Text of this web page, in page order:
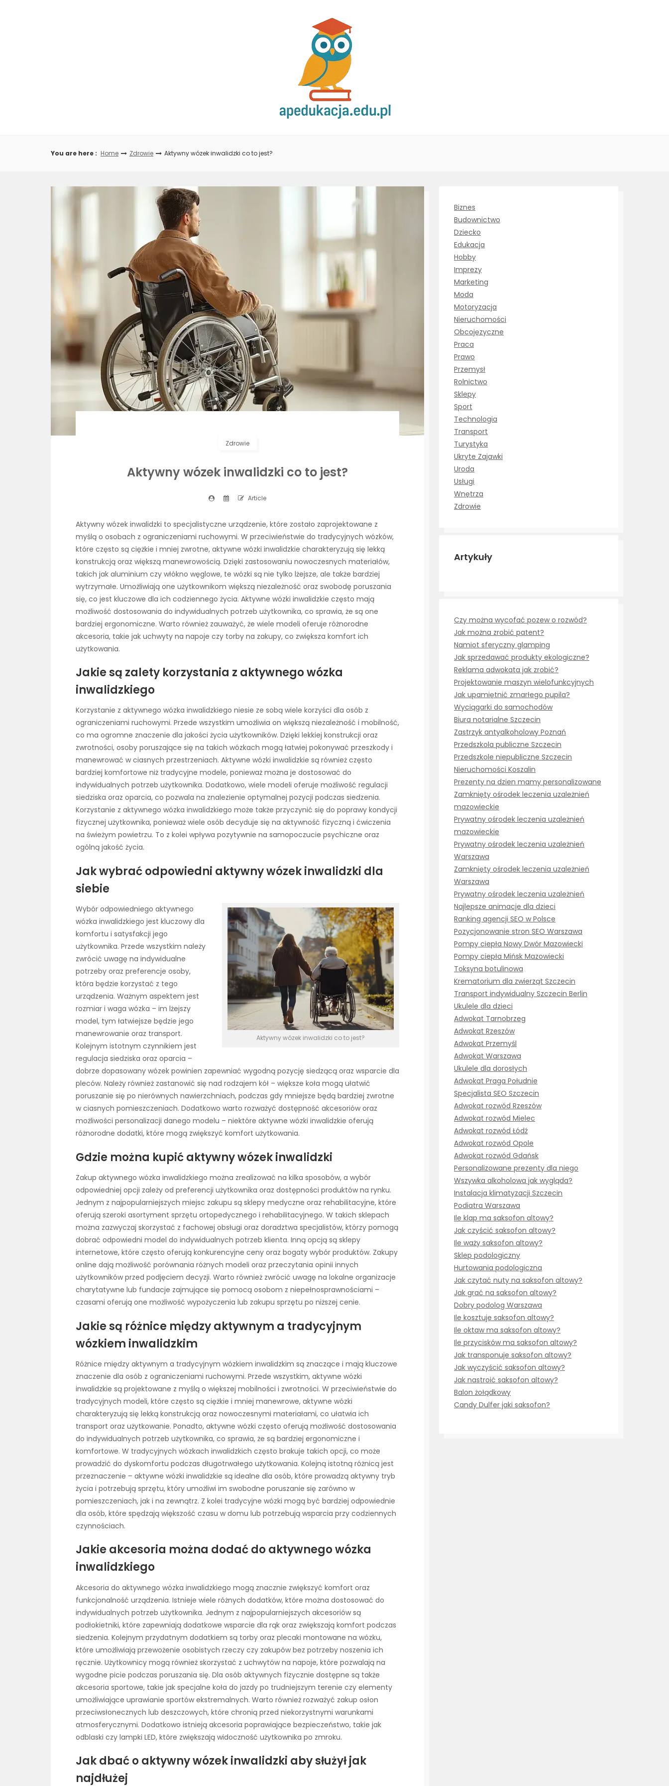
You are here : Home Zdrowie Aktywny wózek inwalidzki co to jest?
Zdrowie
Aktywny wózek inwalidzki co to jest?
Article
Aktywny wózek inwalidzki to specjalistyczne urządzenie, które zostało zaprojektowane z
myślą o osobach z ograniczeniami ruchowymi. W przeciwieństwie do tradycyjnych wózków,
które często są ciężkie i mniej zwrotne, aktywne wózki inwalidzkie charakteryzują się lekką
konstrukcją oraz większą manewrowością. Dzięki zastosowaniu nowoczesnych materiałów,
takich jak aluminium czy włókno węglowe, te wózki są nie tylko lżejsze, ale także bardziej
wytrzymałe. Umożliwiają one użytkownikom większą niezależność oraz swobodę poruszania
się, co jest kluczowe dla ich codziennego życia. Aktywne wózki inwalidzkie często mają
możliwość dostosowania do indywidualnych potrzeb użytkownika, co sprawia, że są one
bardziej ergonomiczne. Warto również zauważyć, że wiele modeli oferuje różnorodne
akcesoria, takie jak uchwyty na napoje czy torby na zakupy, co zwiększa komfort ich
użytkowania.
Jakie są zalety korzystania z aktywnego wózka
inwalidzkiego
Korzystanie z aktywnego wózka inwalidzkiego niesie ze sobą wiele korzyści dla osób z
ograniczeniami ruchowymi. Przede wszystkim umożliwia on większą niezależność i mobilność,
co ma ogromne znaczenie dla jakości życia użytkowników. Dzięki lekkiej konstrukcji oraz
zwrotności, osoby poruszające się na takich wózkach mogą łatwiej pokonywać przeszkody i
manewrować w ciasnych przestrzeniach. Aktywne wózki inwalidzkie są również często
bardziej komfortowe niż tradycyjne modele, ponieważ można je dostosować do
indywidualnych potrzeb użytkownika. Dodatkowo, wiele modeli oferuje możliwość regulacji
siedziska oraz oparcia, co pozwala na znalezienie optymalnej pozycji podczas siedzenia.
Korzystanie z aktywnego wózka inwalidzkiego może także przyczynić się do poprawy kondycji
fizycznej użytkownika, ponieważ wiele osób decyduje się na aktywność fizyczną i ćwiczenia
na świeżym powietrzu. To z kolei wpływa pozytywnie na samopoczucie psychiczne oraz
ogólną jakość życia.
Jak wybrać odpowiedni aktywny wózek inwalidzki dla
siebie
Aktywny wózek inwalidzki co to jest?
Wybór odpowiedniego aktywnego
wózka inwalidzkiego jest kluczowy dla
komfortu i satysfakcji jego
użytkownika. Przede wszystkim należy
zwrócić uwagę na indywidualne
potrzeby oraz preferencje osoby,
która będzie korzystać z tego
urządzenia. Ważnym aspektem jest
rozmiar i waga wózka – im lżejszy
model, tym łatwiejsze będzie jego
manewrowanie oraz transport.
Kolejnym istotnym czynnikiem jest
regulacja siedziska oraz oparcia –
dobrze dopasowany wózek powinien zapewniać wygodną pozycję siedzącą oraz wsparcie dla
pleców. Należy również zastanowić się nad rodzajem kół – większe koła mogą ułatwić
poruszanie się po nierównych nawierzchniach, podczas gdy mniejsze będą bardziej zwrotne
w ciasnych pomieszczeniach. Dodatkowo warto rozważyć dostępność akcesoriów oraz
możliwości personalizacji danego modelu – niektóre aktywne wózki inwalidzkie oferują
różnorodne dodatki, które mogą zwiększyć komfort użytkowania.
Gdzie można kupić aktywny wózek inwalidzki
Zakup aktywnego wózka inwalidzkiego można zrealizować na kilka sposobów, a wybór
odpowiedniej opcji zależy od preferencji użytkownika oraz dostępności produktów na rynku.
Jednym z najpopularniejszych miejsc zakupu są sklepy medyczne oraz rehabilitacyjne, które
oferują szeroki asortyment sprzętu ortopedycznego i rehabilitacyjnego. W takich sklepach
można zazwyczaj skorzystać z fachowej obsługi oraz doradztwa specjalistów, którzy pomogą
dobrać odpowiedni model do indywidualnych potrzeb klienta. Inną opcją są sklepy
internetowe, które często oferują konkurencyjne ceny oraz bogaty wybór produktów. Zakupy
online dają możliwość porównania różnych modeli oraz przeczytania opinii innych
użytkowników przed podjęciem decyzji. Warto również zwrócić uwagę na lokalne organizacje
charytatywne lub fundacje zajmujące się pomocą osobom z niepełnosprawnościami –
czasami oferują one możliwość wypożyczenia lub zakupu sprzętu po niższej cenie.
Jakie są różnice między aktywnym a tradycyjnym
wózkiem inwalidzkim
Różnice między aktywnym a tradycyjnym wózkiem inwalidzkim są znaczące i mają kluczowe
znaczenie dla osób z ograniczeniami ruchowymi. Przede wszystkim, aktywne wózki
inwalidzkie są projektowane z myślą o większej mobilności i zwrotności. W przeciwieństwie do
tradycyjnych modeli, które często są ciężkie i mniej manewrowe, aktywne wózki
charakteryzują się lekką konstrukcją oraz nowoczesnymi materiałami, co ułatwia ich
transport oraz użytkowanie. Ponadto, aktywne wózki często oferują możliwość dostosowania
do indywidualnych potrzeb użytkownika, co sprawia, że są bardziej ergonomiczne i
komfortowe. W tradycyjnych wózkach inwalidzkich często brakuje takich opcji, co może
prowadzić do dyskomfortu podczas długotrwałego użytkowania. Kolejną istotną różnicą jest
przeznaczenie – aktywne wózki inwalidzkie są idealne dla osób, które prowadzą aktywny tryb
życia i potrzebują sprzętu, który umożliwi im swobodne poruszanie się zarówno w
pomieszczeniach, jak i na zewnątrz. Z kolei tradycyjne wózki mogą być bardziej odpowiednie
dla osób, które spędzają większość czasu w domu lub potrzebują wsparcia przy codziennych
czynnościach.
Jakie akcesoria można dodać do aktywnego wózka
inwalidzkiego
Akcesoria do aktywnego wózka inwalidzkiego mogą znacznie zwiększyć komfort oraz
funkcjonalność urządzenia. Istnieje wiele różnych dodatków, które można dostosować do
indywidualnych potrzeb użytkownika. Jednym z najpopularniejszych akcesoriów są
podłokietniki, które zapewniają dodatkowe wsparcie dla rąk oraz zwiększają komfort podczas
siedzenia. Kolejnym przydatnym dodatkiem są torby oraz plecaki montowane na wózku,
które umożliwiają przewożenie osobistych rzeczy czy zakupów bez potrzeby noszenia ich
ręcznie. Użytkownicy mogą również skorzystać z uchwytów na napoje, które pozwalają na
wygodne picie podczas poruszania się. Dla osób aktywnych fizycznie dostępne są także
akcesoria sportowe, takie jak specjalne koła do jazdy po trudniejszym terenie czy elementy
umożliwiające uprawianie sportów ekstremalnych. Warto również rozważyć zakup osłon
przeciwsłonecznych lub deszczowych, które chronią przed niekorzystnymi warunkami
atmosferycznymi. Dodatkowo istnieją akcesoria poprawiające bezpieczeństwo, takie jak
odblaski czy lampki LED, które zwiększają widoczność użytkownika po zmroku.
Jak dbać o aktywny wózek inwalidzki aby służył jak
najdłużej
Biznes
Budownictwo
Dziecko
Edukacja
Hobby
Imprezy
Marketing
Moda
Motoryzacja
Nieruchomości
Obcojęzyczne
Praca
Prawo
Przemysł
Rolnictwo
Sklepy
Sport
Technologia
Transport
Turystyka
Ukryte Zajawki
Uroda
Usługi
Wnętrza
Zdrowie
Artykuły
Czy można wycofać pozew o rozwód?
Jak można zrobić patent?
Namiot sferyczny glamping
Jak sprzedawać produkty ekologiczne?
Reklama adwokata jak zrobić?
Projektowanie maszyn wielofunkcyjnych
Jak upamiętnić zmarłego pupila?
Wyciągarki do samochodów
Biura notarialne Szczecin
Zastrzyk antyalkoholowy Poznań
Przedszkola publiczne Szczecin
Przedszkole niepubliczne Szczecin
Nieruchomości Koszalin
Prezenty na dzien mamy personalizowane
Zamknięty ośrodek leczenia uzależnień
mazowieckie
Prywatny ośrodek leczenia uzależnień
mazowieckie
Prywatny ośrodek leczenia uzależnień
Warszawa
Zamknięty ośrodek leczenia uzależnień
Warszawa
Prywatny ośrodek leczenia uzależnień
Najlepsze animacje dla dzieci
Ranking agencji SEO w Polsce
Pozycjonowanie stron SEO Warszawa
Pompy ciepła Nowy Dwór Mazowiecki
Pompy ciepła Mińsk Mazowiecki
Toksyna botulinowa
Krematorium dla zwierząt Szczecin
Transport indywidualny Szczecin Berlin
Ukulele dla dzieci
Adwokat Tarnobrzeg
Adwokat Rzeszów
Adwokat Przemyśl
Adwokat Warszawa
Ukulele dla dorosłych
Adwokat Praga Południe
Specjalista SEO Szczecin
Adwokat rozwód Rzeszów
Adwokat rozwód Mielec
Adwokat rozwód Łódź
Adwokat rozwód Opole
Adwokat rozwód Gdańsk
Personalizowane prezenty dla niego
Wszywka alkoholowa jak wygląda?
Instalacja klimatyzacji Szczecin
Podiatra Warszawa
Ile klap ma saksofon altowy?
Jak czyścić saksofon altowy?
Ile waży saksofon altowy?
Sklep podologiczny
Hurtowania podologiczna
Jak czytać nuty na saksofon altowy?
Jak grać na saksofon altowy?
Dobry podolog Warszawa
Ile kosztuje saksofon altowy?
Ile oktaw ma saksofon altowy?
Ile przycisków ma saksofon altowy?
Jak transponuje saksofon altowy?
Jak wyczyścić saksofon altowy?
Jak nastroić saksofon altowy?
Balon żołądkowy
Candy Dulfer jaki saksofon?